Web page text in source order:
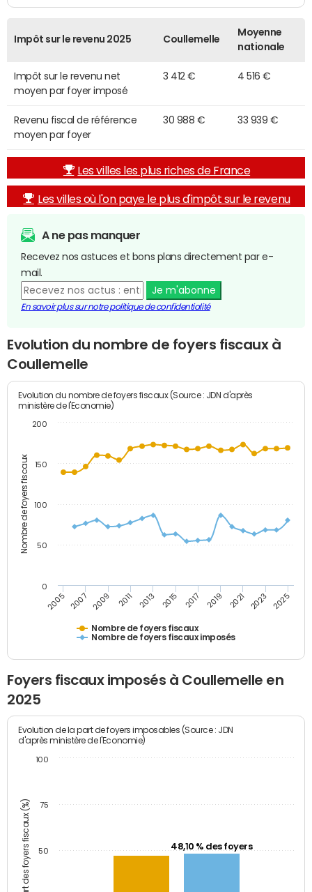
Impôt sur le revenu 2025 Coullemelle
Moyenne
nationale
Impôt sur le revenu net
moyen par foyer imposé
3 412 € 4 516 €
Revenu fiscal de référence
moyen par foyer
30 988 € 33 939 €
Les villes les plus riches de France
Les villes où l'on paye le plus d'impôt sur le revenu
A ne pas manquer
Recevez nos astuces et bons plans directement par e-
mail.
Je m'abonne
En savoir plus sur notre politique de confidentialité
Evolution du nombre de foyers fiscaux à
Coullemelle
Nombre de foyers fiscaux
Evolution du nombre de foyers fiscaux (Source : JDN d'après
ministère de l'Economie)
Nombre de foyers fiscaux
Nombre de foyers fiscaux imposés
2005 2007 2009 2011 2013 2015 2017 2019 2021 2023 2025
0
50
100
150
200
Foyers fiscaux imposés à Coullemelle en
2025
Part des foyers fiscaux (%)
Evolution de la part de foyers imposables (Source : JDN
d'après ministère de l'Economie)
48,10 % des foyers
50
75
100